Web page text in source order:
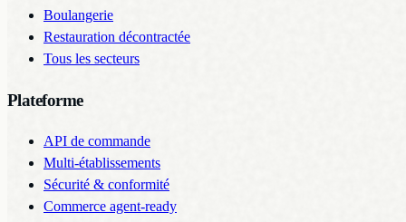
Boulangerie
Restauration décontractée
Tous les secteurs
Plateforme
API de commande
Multi-établissements
Sécurité & conformité
Commerce agent-ready